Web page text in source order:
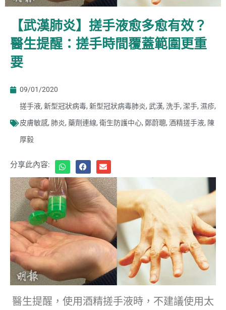
【武漢肺炎】搓手液愈多愈有效？
醫生提醒：搓手時間覆蓋範圍更重
要
09/01/2020
搓手液, 新型冠狀病毒, 新型冠狀病毒肺炎, 武漢, 洗手, 潔手, 濕疹,
皮膚敏感, 肺炎, 藥劑連線, 衛生防護中心, 鄭蔚聰, 酒精搓手液, 陳
厚毅
分享此內容:
醫生提醒，使用酒精搓手液時，不建議使用太